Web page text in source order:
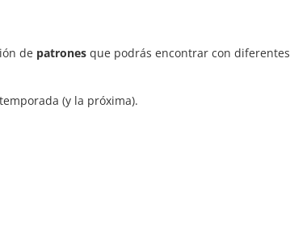
de patrones que podrás encontrar con diferentes
(y la próxima).